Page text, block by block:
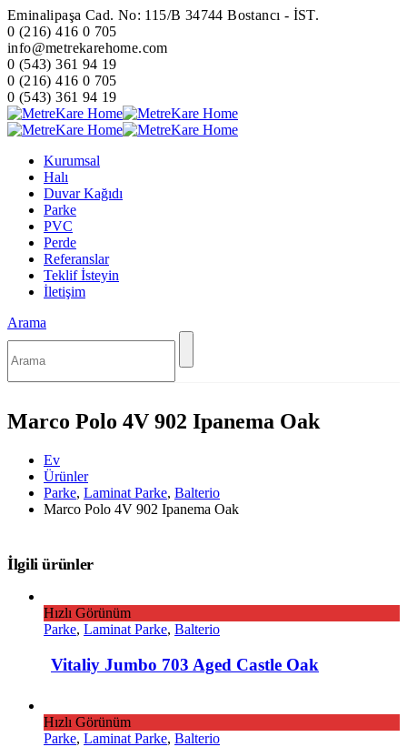
Eminalipaşa Cad. No: 115/B 34744 Bostancı - İST.
0 (216) 416 0 705
info@metrekarehome.com
0 (543) 361 94 19
0 (216) 416 0 705
0 (543) 361 94 19
Kurumsal
Halı
Duvar Kağıdı
Parke
PVC
Perde
Referanslar
Teklif İsteyin
İletişim
Arama
Marco Polo 4V 902 Ipanema Oak
Ev
Ürünler
Parke, Laminat Parke, Balterio
Marco Polo 4V 902 Ipanema Oak
İlgili ürünler
Hızlı Görünüm
Parke, Laminat Parke, Balterio
Vitaliy Jumbo 703 Aged Castle Oak
Hızlı Görünüm
Parke, Laminat Parke, Balterio